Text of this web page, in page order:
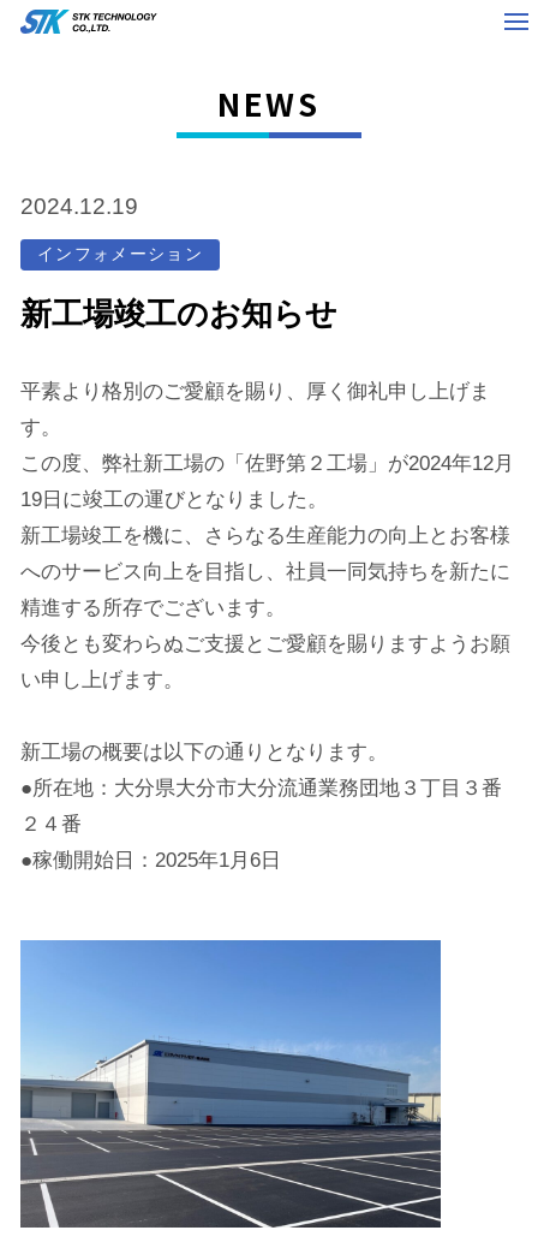
NEWS
2024.12.19
インフォメーション
新工場竣工のお知らせ
平素より格別のご愛顧を賜り、厚く御礼申し上げま
す。
この度、弊社新工場の「佐野第２工場」が2024年12月
19日に竣工の運びとなりました。
新工場竣工を機に、さらなる生産能力の向上とお客様
へのサービス向上を目指し、社員一同気持ちを新たに
精進する所存でございます。
今後とも変わらぬご支援とご愛顧を賜りますようお願
い申し上げます。
新工場の概要は以下の通りとなります。
●所在地：大分県大分市大分流通業務団地３丁目３番
２４番
●稼働開始日：2025年1月6日